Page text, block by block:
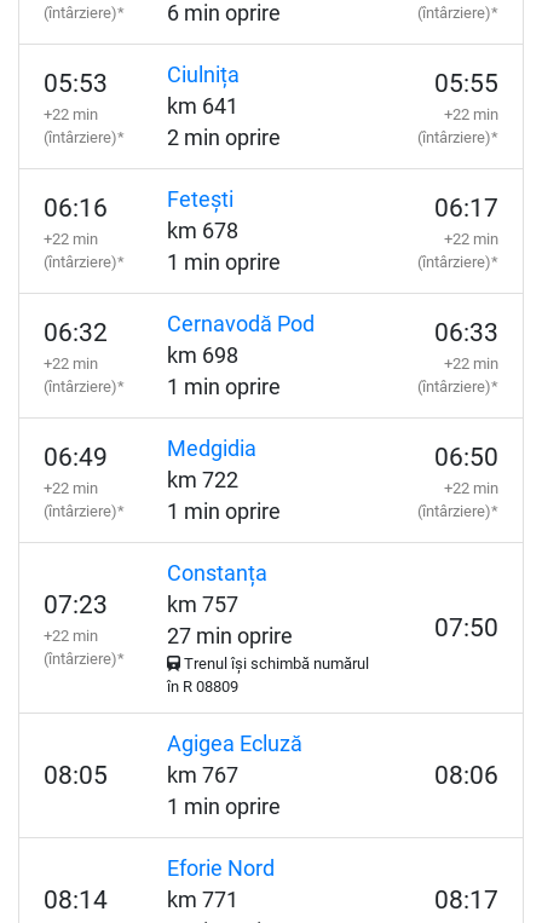
(întârziere)*
6 min oprire
(întârziere)*
05:53
+22 min
(întârziere)*
Ciulnița
km 641
2 min oprire
05:55
+22 min
(întârziere)*
06:16
+22 min
(întârziere)*
Fetești
km 678
1 min oprire
06:17
+22 min
(întârziere)*
06:32
+22 min
(întârziere)*
Cernavodă Pod
km 698
1 min oprire
06:33
+22 min
(întârziere)*
06:49
+22 min
(întârziere)*
Medgidia
km 722
1 min oprire
06:50
+22 min
(întârziere)*
07:23
+22 min
(întârziere)*
Constanța
km 757
27 min oprire
Trenul își schimbă numărul
în R08809
07:50
08:05
Agigea Ecluză
km 767
1 min oprire
08:06
08:14
Eforie Nord
km 771
08:17